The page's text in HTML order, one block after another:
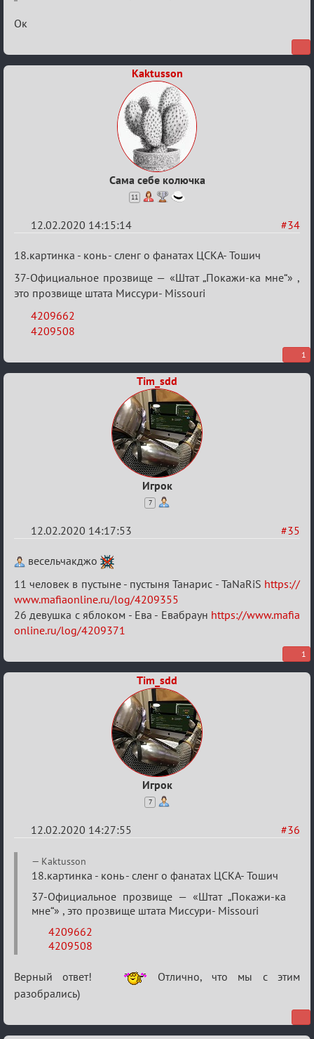
Ок
Kaktusson
Сама себе колючка
11
#34
12.02.2020 14:15:14
Re:
Найди
меня!
18.картинка - конь - сленг о фанатах ЦСКА- Тошич
37-Официальное прозвище — «Штат „Покажи-ка мне“» ,
это прозвище штата Миссури- Missouri
4209662
4209508
1
Tim_sdd
Игрок
7
#35
12.02.2020 14:17:53
Re:
Найди
меня!
весельчакджо
11 человек в пустыне - пустыня Танарис - TaNaRiS https://
www.mafiaonline.ru/log/4209355
26 девушка с яблоком - Ева - Евабраун https://www.mafia
online.ru/log/4209371
1
Tim_sdd
Игрок
7
#36
12.02.2020 14:27:55
Re:
Найди
меня!
Kaktusson
18.картинка - конь - сленг о фанатах ЦСКА- Тошич
37-Официальное прозвище — «Штат „Покажи-ка
мне“» , это прозвище штата Миссури- Missouri
4209662
4209508
Верный ответ!
Отлично, что мы с этим
разобрались)